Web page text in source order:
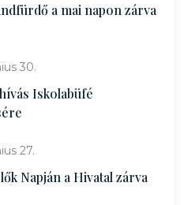
a mai napon zárva
30.
Iskolabüfé
27.
Napján a Hivatal zárva